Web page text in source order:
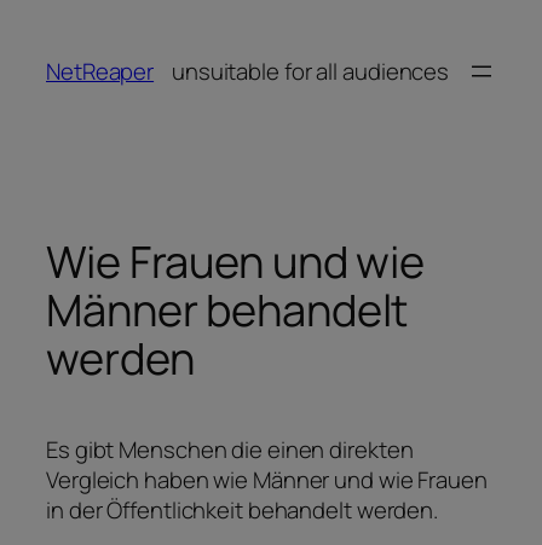
springen
NetReaper unsuitable for all audiences
Wie Frauen und wie
Männer behandelt
werden
Es gibt Menschen die einen direkten
Vergleich haben wie Männer und wie Frauen
in der Öffentlichkeit behandelt werden.